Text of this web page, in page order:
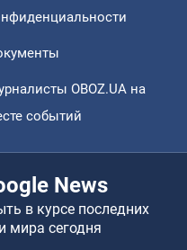
OBOZ.UA на
событий
News
в курсе последних
мира сегодня